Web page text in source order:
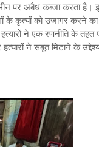
पर अबैध कब्जा करता है।
कृत्यों को उजागर करने का
ने एक रणनीति के तहत
हत्यारों ने सबूत मिटाने के